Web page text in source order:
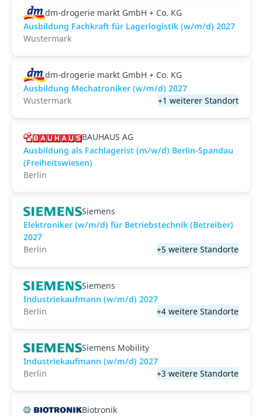
dm-drogerie markt GmbH + Co. KG
Ausbildung Fachkraft für Lagerlogistik (w/m/d) 2027
Wustermark
dm-drogerie markt GmbH + Co. KG
Ausbildung Mechatroniker (w/m/d) 2027
Wustermark
+1 weiterer Standort
BAUHAUS AG
Ausbildung als Fachlagerist (m/w/d) Berlin-Spandau
(Freiheitswiesen)
Berlin
Siemens
Elektroniker (w/m/d) für Betriebstechnik (Betreiber)
2027
Berlin
+5 weitere Standorte
Siemens
Industriekaufmann (w/m/d) 2027
Berlin
+4 weitere Standorte
Siemens Mobility
Industriekaufmann (w/m/d) 2027
Berlin
+3 weitere Standorte
Biotronik